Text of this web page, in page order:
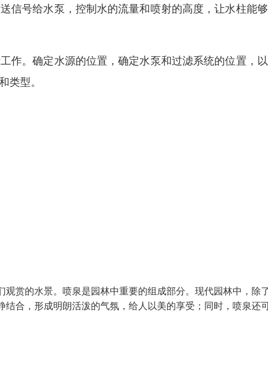
信号给水泵，控制水的流量和喷射的高度，让水柱能
作。确定水源的位置，确定水泵和过滤系统的位置，
类型。
赏的水景。喷泉是园林中重要的组成部分。现代园林中，除
合，形成明朗活泼的气氛，给人以美的享受；同时，喷泉还